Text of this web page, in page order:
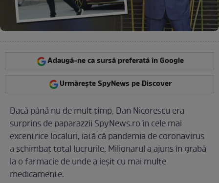
Adaugă-ne ca sursă preferată în Google
Urmărește SpyNews pe Discover
Dacă până nu de mult timp, Dan Nicorescu era
surprins de paparazzii SpyNews.ro în cele mai
excentrice localuri, iată că pandemia de coronavirus
a schimbat total lucrurile. Milionarul a ajuns în grabă
la o farmacie de unde a ieșit cu mai multe
medicamente.